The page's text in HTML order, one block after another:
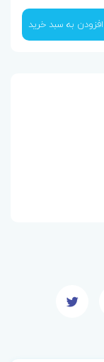
افزودن به سبد خرید